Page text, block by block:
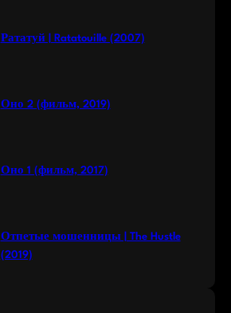
Рататуй | Ratatouille (2007)
Оно 2 (фильм, 2019)
Оно 1 (фильм, 2017)
Отпетые мошенницы | The Hustle
(2019)